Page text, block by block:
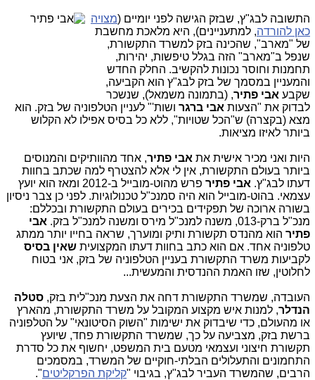
התשובה לבג"ץ, שבזק הגישה לפני יומיים (מצויה
כאן להורדה, למתעניינים), היא מלאכת מחשבת
של "מארב", שהכינה בזק למשרד התקשורת,
שנפל ב"מארב" הזה בגלל טיפשות, יהירות,
תחמנות וחוסר נכונות להקשיב. החלק החדש
והמעניין במסמך של בזק לבג"ץ הוא הקביעה,
שקבע אבי פתיר, (בתמונה משמאל), שנשכר
לבדוק את "הצעות אבי ברגר ושות'" לעניין הטלפוניה של בזק. הוא
מצא (בקצרה) ש"הכל שטויות", ללא כל בסיס אפילו לא הקלוש
ביותר לאיזו מציאות.
היות ואני מכיר אישית את אבי פתיר, אחד מהוותיקים והמנוסים
ביותר בעולם התקשורת, אין לי אלא להצטרף למה שכתב בחוות
דעתו לבג"ץ. אבי פתיר
פרש מהוט-מובייל ב-2012 ומאז הוא יועץ
עצמאי. בהוט-מובייל הוא היה סמנכ"ל טכנולוגיות. לפני כן צבר ניסיון
בשורה ארוכה של תפקידים בכירים בעולם התקשורת ובכללם:
מנכ"ל ברק-013, משנה למנכ"ל מירס ומשנה למנכ"ל בזק.
אבי
פתיר הוא מהנדס תקשורת ותיק ומוערך, שראה בחייו יותר ממתג
טלפוניה אחד. אם הוא כתב בחוות דעתו המקצועית שאין בסיס
לקביעות משרד התקשורת בעניין הטלפוניה של בזק, אני בטוח
לחלוטין, שזו האמת ההנדסית והמעשית...
העובדה, שמשרד התקשורת דחה את הצעת מנכ"לית בזק, סטלה
הנדלר, למנות איש מקצוע המקובל על משרד התקשורת, מהארץ
או מהעולם, כדי שיבדוק את ישימות "השוק הסיטונאי" על הטלפוניה
ברשת בזק, מצביעה על כך, שמשרד התקשורת פחד, שיועץ
תקשורת חיצוני ועצמאי מטעם בית המשפט, יחשוף את כל סדרת
התחמונים והתעלולים הבלתי-חוקיים של המשרד, במסמכים
הרבים, שהמשרד העביר לבג"ץ, בגיבוי "קליקת הפרקליטים".